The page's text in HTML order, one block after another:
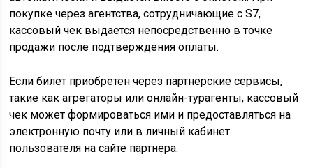
покупке через агентства, сотрудничающие с S7,
кассовый чек выдается непосредственно в точке
продажи после подтверждения оплаты.
Если билет приобретен через партнерские сервисы,
такие как агрегаторы или онлайн-турагенты, кассовый
чек может формироваться ими и предоставляться на
электронную почту или в личный кабинет
пользователя на сайте партнера.